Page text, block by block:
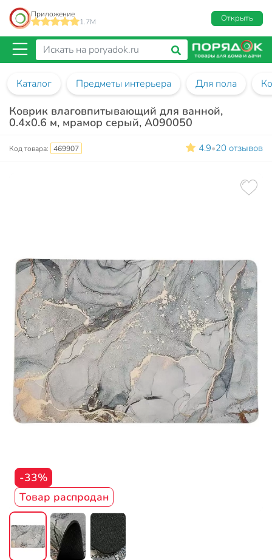
Приложение
1.7M
Открыть
Каталог Предметы интерьера Для пола
Коврик влаговпитывающий для ванной,
0.4х0.6 м, мрамор серый, A090050
Код товара: 469907 4.9•20 отзывов
-33%
Товар распродан